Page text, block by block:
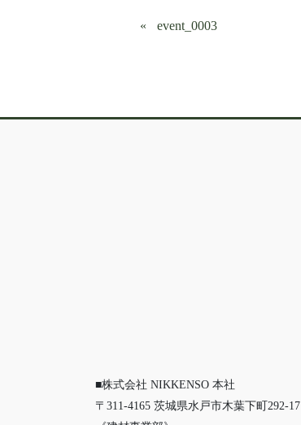
event_0003
■株式会社 NIKKENSO 本社
〒311-4165 茨城県水戸市木葉下町292-17